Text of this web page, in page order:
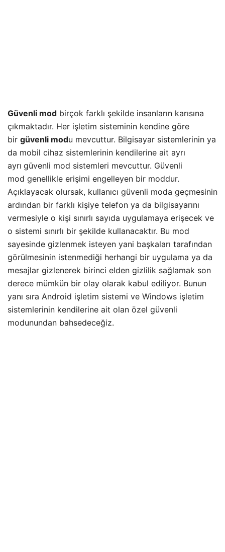
Güvenli mod birçok farklı şekilde insanların karısına
çıkmaktadır. Her işletim sisteminin kendine göre
bir güvenli modu mevcuttur. Bilgisayar sistemlerinin ya
da mobil cihaz sistemlerinin kendilerine ait ayrı
ayrı güvenli mod sistemleri mevcuttur. Güvenli
mod genellikle erişimi engelleyen bir moddur.
Açıklayacak olursak, kullanıcı güvenli moda geçmesinin
ardından bir farklı kişiye telefon ya da bilgisayarını
vermesiyle o kişi sınırlı sayıda uygulamaya erişecek ve
o sistemi sınırlı bir şekilde kullanacaktır. Bu mod
sayesinde gizlenmek isteyen yani başkaları tarafından
görülmesinin istenmediği herhangi bir uygulama ya da
mesajlar gizlenerek birinci elden gizlilik sağlamak son
derece mümkün bir olay olarak kabul ediliyor. Bunun
yanı sıra Android işletim sistemi ve Windows işletim
sistemlerinin kendilerine ait olan özel güvenli
modunundan bahsedeceğiz.